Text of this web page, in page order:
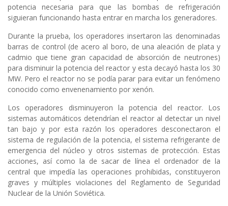
potencia necesaria para que las bombas de refrigeración
siguieran funcionando hasta entrar en marcha los generadores.
Durante la prueba, los operadores insertaron las denominadas
barras de control (de acero al boro, de una aleación de plata y
cadmio que tiene gran capacidad de absorción de neutrones)
para disminuir la potencia del reactor y esta decayó hasta los 30
MW. Pero el reactor no se podía parar para evitar un fenómeno
conocido como envenenamiento por xenón.
Los operadores disminuyeron la potencia del reactor. Los
sistemas automáticos detendrían el reactor al detectar un nivel
tan bajo y por esta razón los operadores desconectaron el
sistema de regulación de la potencia, el sistema refrigerante de
emergencia del núcleo y otros sistemas de protección. Estas
acciones, así como la de sacar de línea el ordenador de la
central que impedía las operaciones prohibidas, constituyeron
graves y múltiples violaciones del Reglamento de Seguridad
Nuclear de la Unión Soviética.